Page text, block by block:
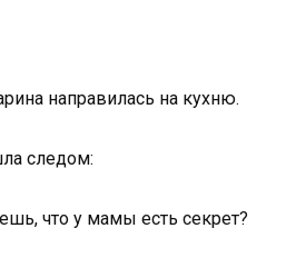
направилась на кухню.
следом:
что у мамы есть секрет?